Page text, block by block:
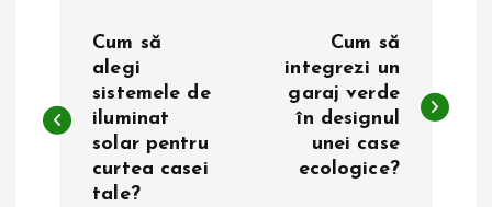
v
Cum să
alegi
sistemele de
iluminat
solar pentru
curtea casei
tale?
Cum să
integrezi un
garaj verde
în designul
unei case
ecologice?